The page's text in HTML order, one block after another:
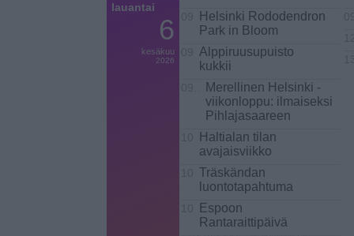
lauantai
6
kesäkuu
2026
Helsinki Rododendron
Park in Bloom
Alppiruusupuisto
kukkii
Merellinen Helsinki ​-
viikonloppu: ilmaiseksi
Pihlajasaareen
Haltialan tilan
avajaisviikko
Träskändan
luontotapahtuma
Espoon
Rantaraittipäivä